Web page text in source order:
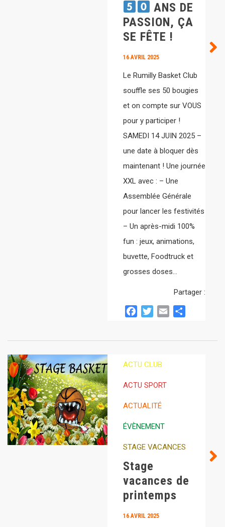
ANS DE
PASSION, ÇA
SE FÊTE !
16 AVRIL 2025
Le Rumilly Basket Club
souffle ses 50 bougies
et on compte sur VOUS
pour y participer !
SAMEDI 14 JUIN 2025 –
une date à bloquer dès
maintenant ! Une journée
XXL avec : – Une
Assemblée Générale
pour lancer les festivités
– Un après-midi 100%
fun : jeux, animations,
buvette, Foodtruck et
grosses doses…
Partager :
FacebookTwitterEmail
ACTU CLUB
ACTU SPORT
ACTUALITÉ
ÉVÈNEMENT
STAGE VACANCES
Stage
vacances de
printemps
16 AVRIL 2025